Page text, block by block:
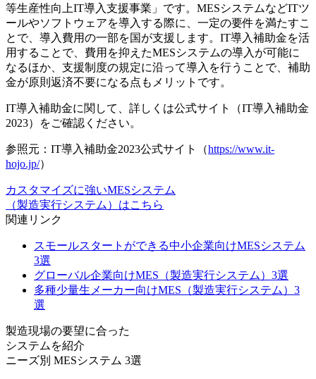
等生産性向上IT導入支援事業」です。MESシステムなどITツ
ールやソフトウェアを導入する際に、一定の要件を満たすこ
とで、導入費用の一部を国が支援します。IT導入補助金を活
用することで、費用を抑えたMESシステムの導入が可能に
なるほか、支援制度の規定に沿って導入を行うことで、補助
金が原則返済不要になる点もメリットです。
IT導入補助金に関して、詳しくは公式サイト（IT導入補助金
2023）をご確認ください。
参照元：IT導入補助金2023公式サイト（https://www.it-
hojo.jp/）
カスタマイズに強いMESシステム
（製造実行システム）はこちら
関連リンク
スモールスタートができる中小企業向けMESシステム
3選
グローバル企業向けMES（製造実行システム）3選
多種少量生メーカー向けMES（製造実行システム）3
選
製造現場の要望に合った
システムを紹介
ニーズ別 MESシステム 3選